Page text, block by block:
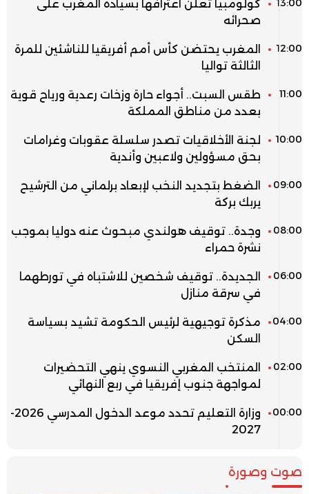
13:00
كولومبيا تعلن اعترافها بسيادة المغرب على
صحرائه
12:00
المغرب يحتضن كأس أمم أفريقيا للناشئين للمرة
الثالثة تواليا
11:00
طقس السبت.. أجواء حارة وزخات رعدية ورياح قوية
بعدد من مناطق المملكة
10:00
لجنة الأخلاقيات تصدر سلسلة عقوبات وغرامات
بحق مسؤولين ولاعبين وأندية
09:00
الضغط بتجديد النخب لإبعاد برلماني من الترشيح
يربك بركة
08:00
وجدة.. توقيف هولندي مبحوث عنه دوليا بموجب
نشرة حمراء
06:00
الجديدة.. توقيف شخصين للاشتباه في تورطهما
في سرقة منازل
04:00
مذكرة توجيهية لرئيس الحكومة تشيد بسياسة
السكن
02:00
المنتخب المغربي النسوي ينهي التحضيرات
لمواجهة جنوب إفريقيا في ربع النهائي
00:00
وزارة التعليم تحدد موعد الدخول المدرسي 2026-
2027
صوت وصورة